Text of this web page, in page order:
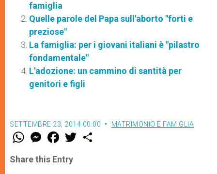
famiglia
Quelle parole del Papa sull'aborto "forti e
preziose"
La famiglia: per i giovani italiani è "pilastro
fondamentale"
L'adozione: un cammino di santità per
genitori e figli
SETTEMBRE 23, 2014 00:00 MATRIMONIO E FAMIGLIA
W
t
s
M
e
s
e
F
a
e
b
w
Share this Entry